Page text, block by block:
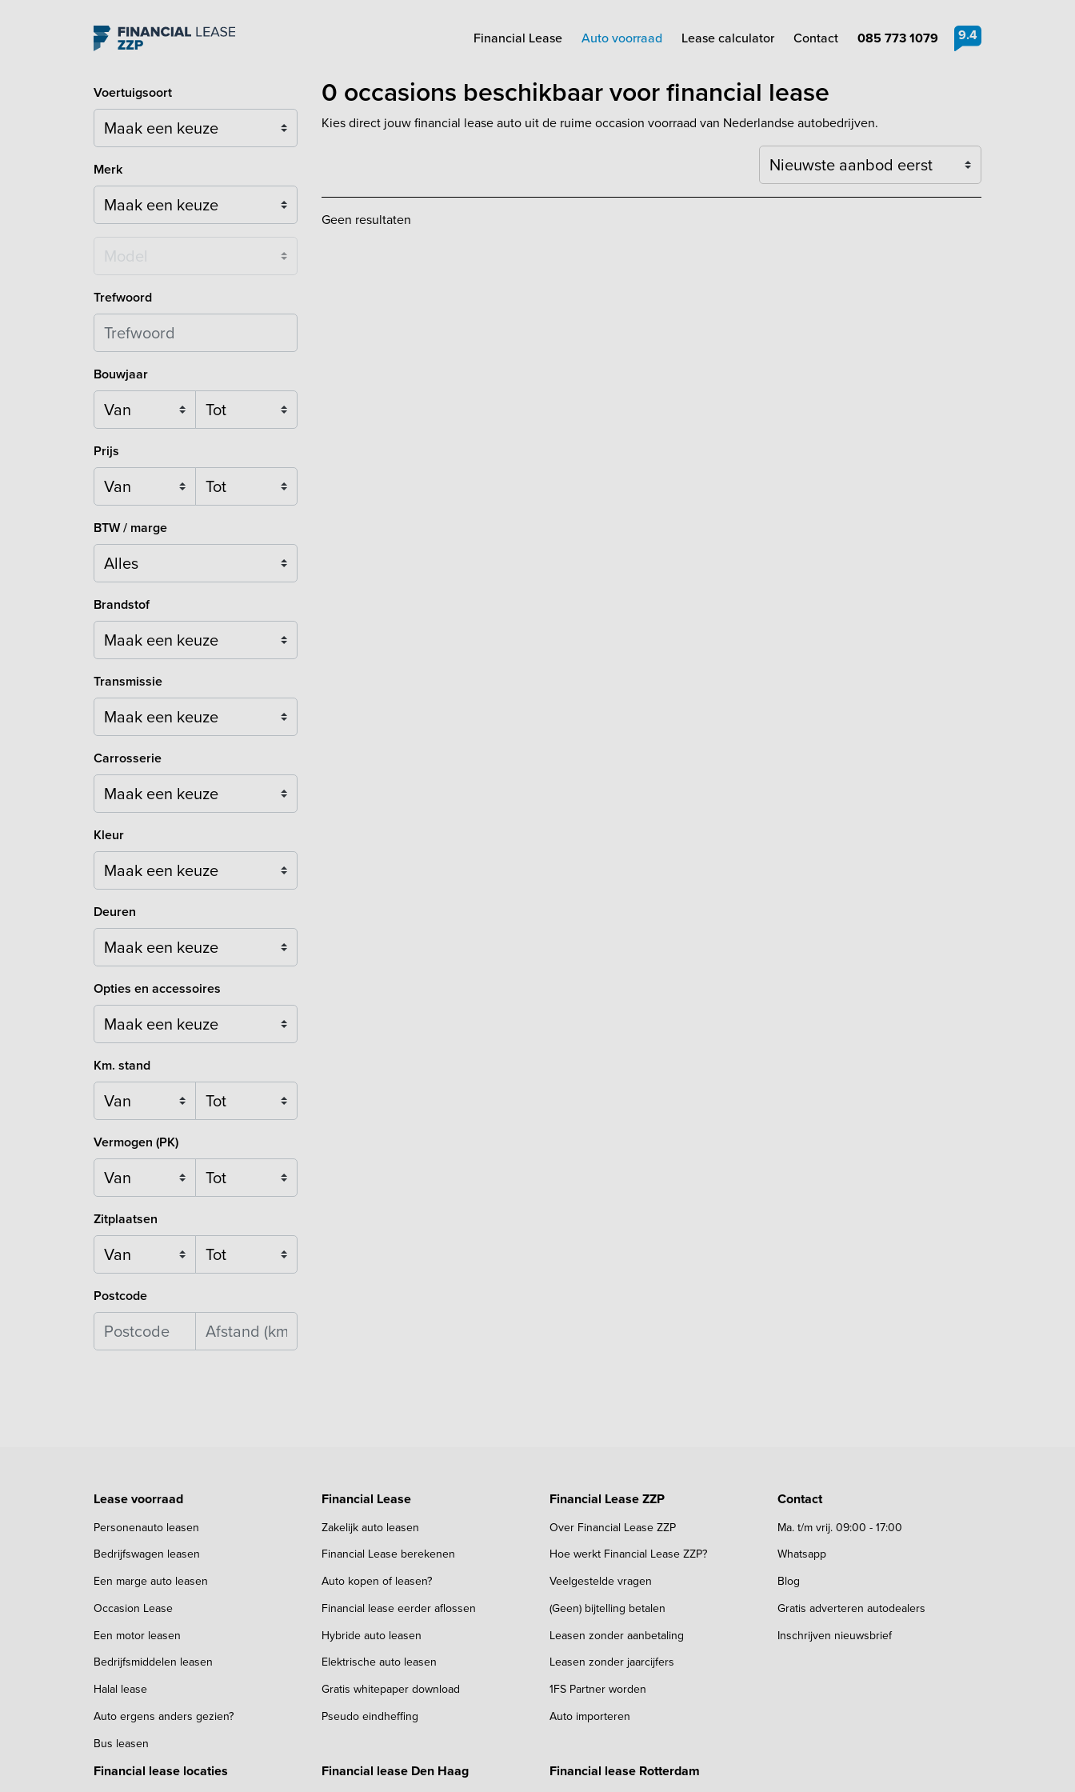
Navigation 9.4
Financial Lease Auto voorraad Lease calculator Contact 085 773 1079
Voertuigsoort
Merk
Trefwoord
Bouwjaar
Prijs
BTW / marge
Brandstof
Maak een keuze
Transmissie
Carrosserie
Maak een keuze
Kleur
Maak een keuze
Deuren
Maak een keuze
Opties en accessoires
Maak een keuze
Km. stand
Vermogen (PK)
Zitplaatsen
Postcode
0 occasions beschikbaar voor financial lease
Kies direct jouw financial lease auto uit de ruime occasion voorraad van Nederlandse autobedrijven.
Sortering
Geen resultaten
Lease voorraad
Personenauto leasen
Bedrijfswagen leasen
Een marge auto leasen
Occasion Lease
Een motor leasen
Bedrijfsmiddelen leasen
Halal lease
Auto ergens anders gezien?
Bus leasen
Financial Lease
Zakelijk auto leasen
Financial Lease berekenen
Auto kopen of leasen?
Financial lease eerder aflossen
Hybride auto leasen
Elektrische auto leasen
Gratis whitepaper download
Pseudo eindheffing
Financial Lease ZZP
Over Financial Lease ZZP
Hoe werkt Financial Lease ZZP?
Veelgestelde vragen
(Geen) bijtelling betalen
Leasen zonder aanbetaling
Leasen zonder jaarcijfers
1FS Partner worden
Auto importeren
Contact
Ma. t/m vrij. 09:00 - 17:00
Whatsapp
Blog
Gratis adverteren autodealers
Inschrijven nieuwsbrief
Financial lease locaties Financial lease Den Haag Financial lease Rotterdam